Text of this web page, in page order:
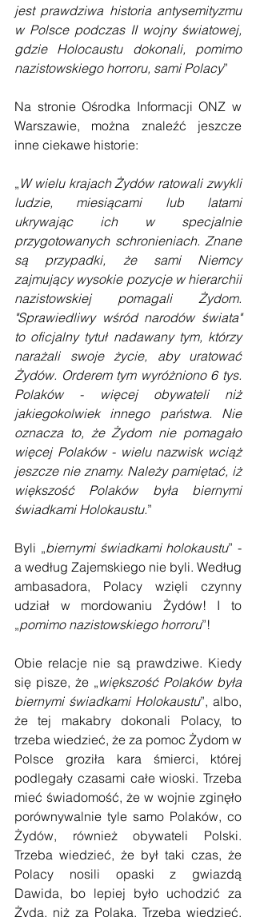
jest prawdziwa historia antysemityzmu
w Polsce podczas II wojny światowej,
gdzie Holocaustu dokonali, pomimo
nazistowskiego horroru, sami Polacy”
Na stronie Ośrodka Informacji ONZ w
Warszawie, można znaleźć jeszcze
inne ciekawe historie:
„ W wielu krajach Żydów ratowali zwykli
ludzie, miesiącami lub latami
ukrywając ich w specjalnie
przygotowanych schronieniach. Znane
są przypadki, że sami Niemcy
zajmujący wysokie pozycje w hierarchii
nazistowskiej pomagali Żydom.
"Sprawiedliwy wśród narodów świata"
to oficjalny tytuł nadawany tym, którzy
narażali swoje życie, aby uratować
Żydów. Orderem tym wyróżniono 6 tys.
Polaków - więcej obywateli niż
jakiegokolwiek innego państwa. Nie
oznacza to, że Żydom nie pomagało
więcej Polaków - wielu nazwisk wciąż
jeszcze nie znamy. Należy pamiętać, iż
większość Polaków była biernymi
świadkami Holokaustu.”
Byli „biernymi świadkami holokaustu” -
a według Zajemskiego nie byli. Według
ambasadora, Polacy wzięli czynny
udział w mordowaniu Żydów! I to
„pomimo nazistowskiego horroru”!
Obie relacje nie są prawdziwe. Kiedy
się pisze, że „większość Polaków była
biernymi świadkami Holokaustu”, albo,
że tej makabry dokonali Polacy, to
trzeba wiedzieć, że za pomoc Żydom w
Polsce groziła kara śmierci, której
podlegały czasami całe wioski. Trzeba
mieć świadomość, że w wojnie zginęło
porównywalnie tyle samo Polaków, co
Żydów, również obywateli Polski.
Trzeba wiedzieć, że był taki czas, że
Polacy nosili opaski z gwiazdą
Dawida, bo lepiej było uchodzić za
Żyda, niż za Polaka. Trzeba wiedzieć,